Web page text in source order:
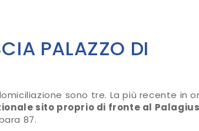
PALAZZO DI
sono tre. La più recente in
sito proprio di fronte al
87.